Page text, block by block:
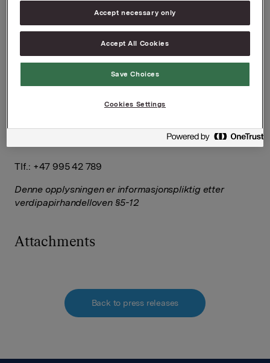
https://www.orkla.no
Tlf.: +47 995 42 789
Denne opplysningen er informasjonspliktig etter
verdipapirhandelloven §5-12
Attachments
Back to press releases
Accept necessary only
Accept All Cookies
Save Choices
Cookies Settings